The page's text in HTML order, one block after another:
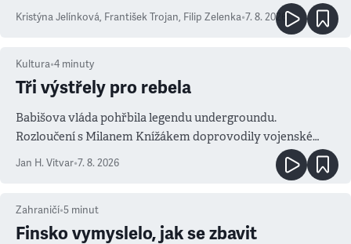
Kristýna Jelínková, František Trojan, Filip Zelenka•7. 8. 2026
Kultura•4 minuty
Tři výstřely pro rebela
Babišova vláda pohřbila legendu undergroundu.
Rozloučení s Milanem Knížákem doprovodily vojenské
Jan H. Vitvar•7. 8. 2026
Zahraničí•5 minut
Finsko vymyslelo, jak se zbavit